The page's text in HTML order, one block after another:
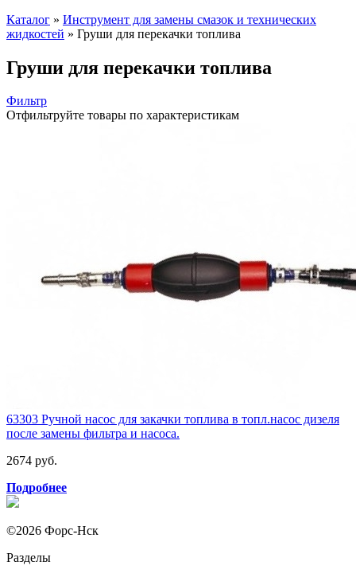
Каталог » Инструмент для замены смазок и технических
жидкостей » Груши для перекачки топлива
Груши для перекачки топлива
Фильтр
Отфильтруйте товары по характеристикам
63303 Ручной насос для закачки топлива в топл.насос дизеля
после замены фильтра и насоса.
2674 руб.
Подробнее
©2026 Форс-Нск
Разделы